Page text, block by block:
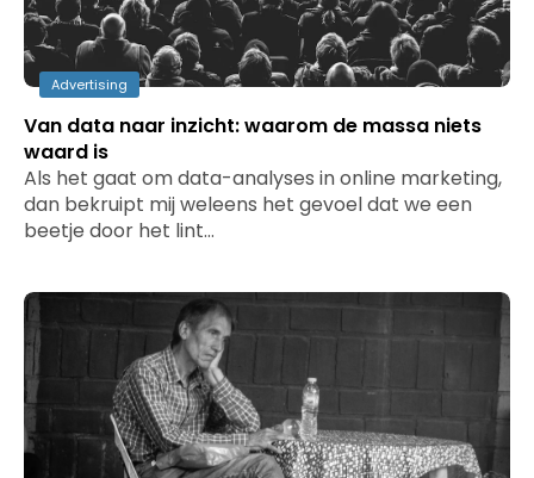
Advertising
Van data naar inzicht: waarom de massa niets
waard is
Als het gaat om data-analyses in online marketing,
dan bekruipt mij weleens het gevoel dat we een
beetje door het lint…